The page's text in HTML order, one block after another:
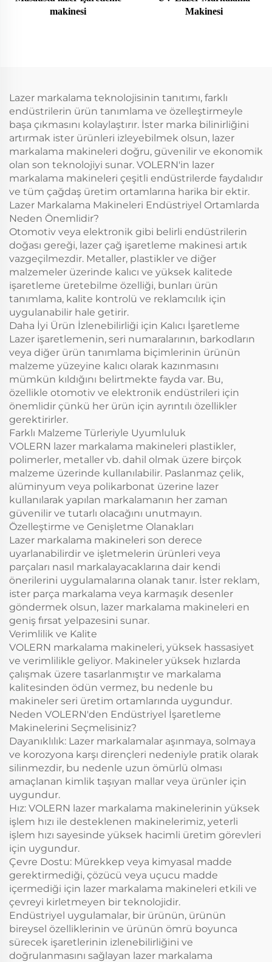
makinesi
Makinesi
Lazer markalama teknolojisinin tanıtımı, farklı
endüstrilerin ürün tanımlama ve özelleştirmeyle
başa çıkmasını kolaylaştırır. İster marka bilinirliğini
artırmak ister ürünleri izleyebilmek olsun, lazer
markalama makineleri doğru, güvenilir ve ekonomik
olan son teknolojiyi sunar. VOLERN'in lazer
markalama makineleri çeşitli endüstrilerde faydalıdır
ve tüm çağdaş üretim ortamlarına harika bir ektir.
Lazer Markalama Makineleri Endüstriyel Ortamlarda
Neden Önemlidir?
Otomotiv veya elektronik gibi belirli endüstrilerin
doğası gereği, lazer çağ işaretleme makinesi artık
vazgeçilmezdir. Metaller, plastikler ve diğer
malzemeler üzerinde kalıcı ve yüksek kalitede
işaretleme üretebilme özelliği, bunları ürün
tanımlama, kalite kontrolü ve reklamcılık için
uygulanabilir hale getirir.
Daha İyi Ürün İzlenebilirliği için Kalıcı İşaretleme
Lazer işaretlemenin, seri numaralarının, barkodların
veya diğer ürün tanımlama biçimlerinin ürünün
malzeme yüzeyine kalıcı olarak kazınmasını
mümkün kıldığını belirtmekte fayda var. Bu,
özellikle otomotiv ve elektronik endüstrileri için
önemlidir çünkü her ürün için ayrıntılı özellikler
gerektirirler.
Farklı Malzeme Türleriyle Uyumluluk
VOLERN lazer markalama makineleri plastikler,
polimerler, metaller vb. dahil olmak üzere birçok
malzeme üzerinde kullanılabilir. Paslanmaz çelik,
alüminyum veya polikarbonat üzerine lazer
kullanılarak yapılan markalamanın her zaman
güvenilir ve tutarlı olacağını unutmayın.
Özelleştirme ve Genişletme Olanakları
Lazer markalama makineleri son derece
uyarlanabilirdir ve işletmelerin ürünleri veya
parçaları nasıl markalayacaklarına dair kendi
önerilerini uygulamalarına olanak tanır. İster reklam,
ister parça markalama veya karmaşık desenler
göndermek olsun, lazer markalama makineleri en
geniş fırsat yelpazesini sunar.
Verimlilik ve Kalite
VOLERN markalama makineleri, yüksek hassasiyet
ve verimlilikle geliyor. Makineler yüksek hızlarda
çalışmak üzere tasarlanmıştır ve markalama
kalitesinden ödün vermez, bu nedenle bu
makineler seri üretim ortamlarında uygundur.
Neden VOLERN'den Endüstriyel İşaretleme
Makinelerini Seçmelisiniz?
Dayanıklılık: Lazer markalamalar aşınmaya, solmaya
ve korozyona karşı dirençleri nedeniyle pratik olarak
silinmezdir, bu nedenle uzun ömürlü olması
amaçlanan kimlik taşıyan mallar veya ürünler için
uygundur.
Hız: VOLERN lazer markalama makinelerinin yüksek
işlem hızı ile desteklenen makinelerimiz, yeterli
işlem hızı sayesinde yüksek hacimli üretim görevleri
için uygundur.
Çevre Dostu: Mürekkep veya kimyasal madde
gerektirmediği, çözücü veya uçucu madde
içermediği için lazer markalama makineleri etkili ve
çevreyi kirletmeyen bir teknolojidir.
Endüstriyel uygulamalar, bir ürünün, ürünün
bireysel özelliklerinin ve ürünün ömrü boyunca
sürecek işaretlerinin izlenebilirliğini ve
doğrulanmasını sağlayan lazer markalama